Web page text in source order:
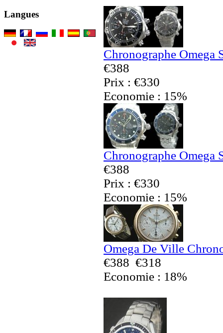
Langues
Chronographe Omega
€388
Prix : €330
Economie : 15%
Chronographe Omega
€388
Prix : €330
Economie : 15%
Omega De Ville
€388 €318
Economie : 18%